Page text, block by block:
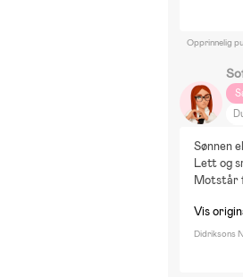
Opprinnelig
Sønnen
Lett og
Motstår
Vis
Didriksons